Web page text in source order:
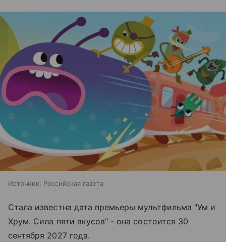
Источник: Российская газета
Стала известна дата премьеры мультфильма "Ум и
Хрум. Сила пяти вкусов" - она состоится 30
сентября 2027 года.